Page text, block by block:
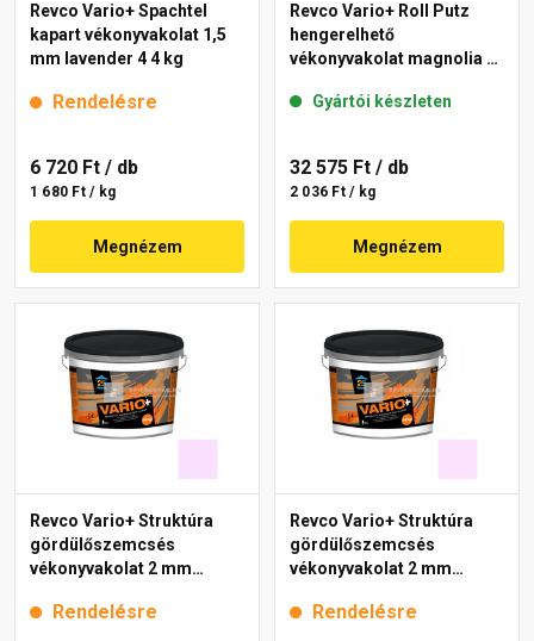
Revco Vario+ Spachtel
kapart vékonyvakolat 1,5
mm lavender 4 4 kg
Rendelésre
6 720 Ft / db
1 680 Ft / kg
Megnézem
Revco Vario+ Roll Putz
hengerelhető
vékonyvakolat magnolia 4
Gyártói készleten
32 575 Ft / db
2 036 Ft / kg
Megnézem
Revco Vario+ Struktúra
gördülőszemcsés
vékonyvakolat 2 mm
Rendelésre
Revco Vario+ Struktúra
gördülőszemcsés
vékonyvakolat 2 mm
Rendelésre